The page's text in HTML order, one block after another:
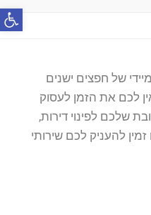
של חפצים ישנים
לכם את הזמן לעסוק
שלכם לפינוי דירות,
זמין להעניק לכם שירותי
פתח